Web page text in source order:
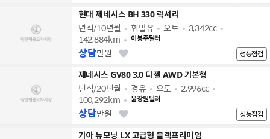
현대 제네시스 BH 330 럭셔리
년식/10년월 휘발유 오토
3,342cc
142,884km
이봉주딜러
성능점검
상담만원
제네시스 GV80 3.0 디젤 AWD 기본형
년식/20년월 경유 오토
2,996cc
100,292km
윤장원딜러
성능점검
상담만원
기아 뉴모닝 LX 고급형 블랙프리미엄